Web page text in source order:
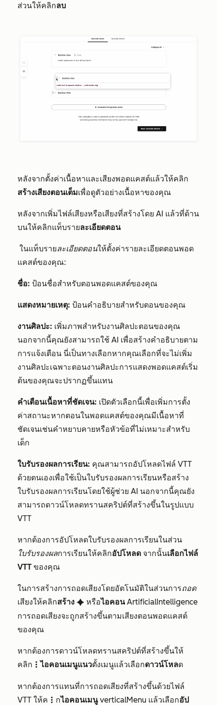
ส่วนให้คลิกลบ
หลังจากตั้งค่าเนื้อหาและเสียงพอดแคสต์แล้วให้คลิก
สร้างเสียงตอนเต็มเพื่อดูตัวอย่างเนื้อหาของคุณ
หลังจากเพิ่มไฟล์เสียงหรือเสียงที่สร้างโดย AI แล้วที่ด้าน
บนให้คลิกแท็บรายละเอียดตอน
ในแท็บรายละเอียดตอนให้ตั้งค่ารายละเอียดตอนพอด
แคสต์ของคุณ:
ชื่อ: ป้อนชื่อสำหรับตอนพอดแคสต์ของคุณ
แสดงหมายเหตุ: ป้อนคำอธิบายสำหรับตอนของคุณ
งานศิลปะ: เพิ่มภาพสำหรับงานศิลปะตอนของคุณ
นอกจากนี้คุณยังสามารถใช้ AI เพื่อสร้างคำอธิบายตาม
การแจ้งเตือน นี่เป็นทางเลือกหากคุณเลือกที่จะไม่เพิ่ม
งานศิลปะเฉพาะตอนงานศิลปะการแสดงพอดแคสต์เริ่ม
ต้นของคุณจะปรากฏขึ้นแทน
คำเตือนเนื้อหาที่ชัดเจน: เปิดตัวเลือกนี้เพื่อเพิ่มการตั้ง
ค่าสถานะหากตอนในพอดแคสต์ของคุณมีเนื้อหาที่
ชัดเจนเช่นคำหยาบคายหรือหัวข้อที่ไม่เหมาะสำหรับ
เด็ก
ใบรับรองผลการเรียน: คุณสามารถอัปโหลดไฟล์ VTT
ด้วยตนเองเพื่อใช้เป็นใบรับรองผลการเรียนหรือสร้าง
ใบรับรองผลการเรียนโดยใช้ผู้ช่วย AI นอกจากนี้คุณยัง
สามารถดาวน์โหลดทรานสคริปต์ที่สร้างขึ้นในรูปแบบ
VTT
หากต้องการอัปโหลดใบรับรองผลการเรียนในส่วน
ใบรับรองผลการเรียนให้คลิกอัปโหลด จากนั้นเลือกไฟล์
VTT ของคุณ
ในการสร้างการถอดเสียงโดยอัตโนมัติในส่วนการถอด
เสียงให้คลิกสร้าง artificialIntelligence หรือไอคอนArtificialIntelligence
การถอดเสียงจะถูกสร้างขึ้นตามเสียงตอนพอดแคสต์
ของคุณ
หากต้องการดาวน์โหลดทรานสคริปต์ที่สร้างขึ้นให้
คลิก verticalMenu ไอคอนเมนูแนวตั้งเมนูแล้วเลือกดาวน์โหลด
หากต้องการแทนที่การถอดเสียงที่สร้างขึ้นด้วยไฟล์
VTT ให้ค verticalMenu กไอคอนเมนูverticalMenu แล้วเลือกอัป